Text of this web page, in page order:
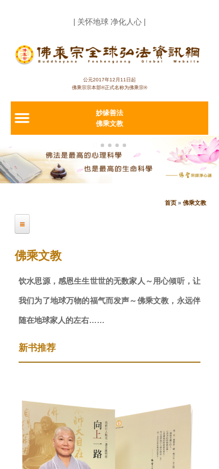
| 关怀地球 净化人心 |
公元2017年12月11日起
佛乘宗宗本部®正式名称为佛乘宗®
妙缘善法
佛乘文教
前
位
首页 » 佛乘文教
妙缘善法
法界曙光
向上一路
结缘小品系列
佛法无所不能(四)
九字禅之妙用
佛心无量
缘道祖师百年圣诞纪念故事集
佛乘文教
饮水思源，感恩生生世世的无数家人～用心倾听，让
我们为了地球万物的福气而发声～佛乘文教，永远伴
随在地球家人的左右……
新书推荐